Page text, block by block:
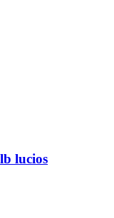
lucios